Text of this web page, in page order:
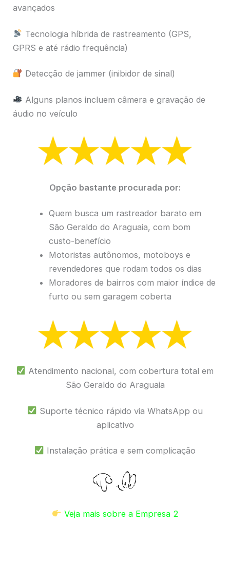
avançados
Tecnologia híbrida de rastreamento (GPS,
GPRS e até rádio frequência)
Detecção de jammer (inibidor de sinal)
Alguns planos incluem câmera e gravação de
áudio no veículo
Opção bastante procurada por:
Quem busca um rastreador barato em
São Geraldo do Araguaia, com bom
custo-benefício
Motoristas autônomos, motoboys e
revendedores que rodam todos os dias
Moradores de bairros com maior índice de
furto ou sem garagem coberta
Atendimento nacional, com cobertura total em
São Geraldo do Araguaia
Suporte técnico rápido via WhatsApp ou
aplicativo
Instalação prática e sem complicação
Veja mais sobre a Empresa 2